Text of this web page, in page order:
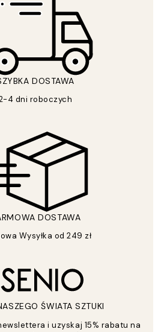
DOSTAWA
4 dni roboczych
DOSTAWA
Wysyłka od 249 zł
ŚWIATA SZTUKI
i uzyskaj 15% rabatu na